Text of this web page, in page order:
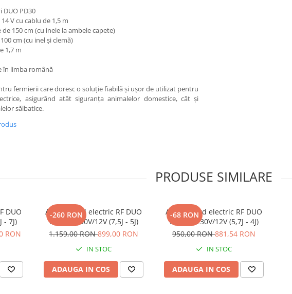
PD30
V cu cablu de 1,5 m
150 cm (cu inele la ambele capete)
cm (cu inel și clemă)
1,7 m
în limba română
fermierii care doresc o soluție fiabilă și ușor de utilizat pentru
asigurând atât siguranța animalelor domestice, cât și
sălbatice.
PRODUSE SIMILARE
DUO
- 7J)
RON
-260 RON
Aparat gard electric RF DUO
PDX50- 230V/12V (7,5J - 5J)
1.159,00 RON899,00 RON
IN STOC
ADAUGA IN COS
-68 RON
Aparat gard electric RF DUO
PDX40- 230V/12V (5,7J - 4J)
950,00 RON881,54 RON
IN STOC
ADAUGA IN COS